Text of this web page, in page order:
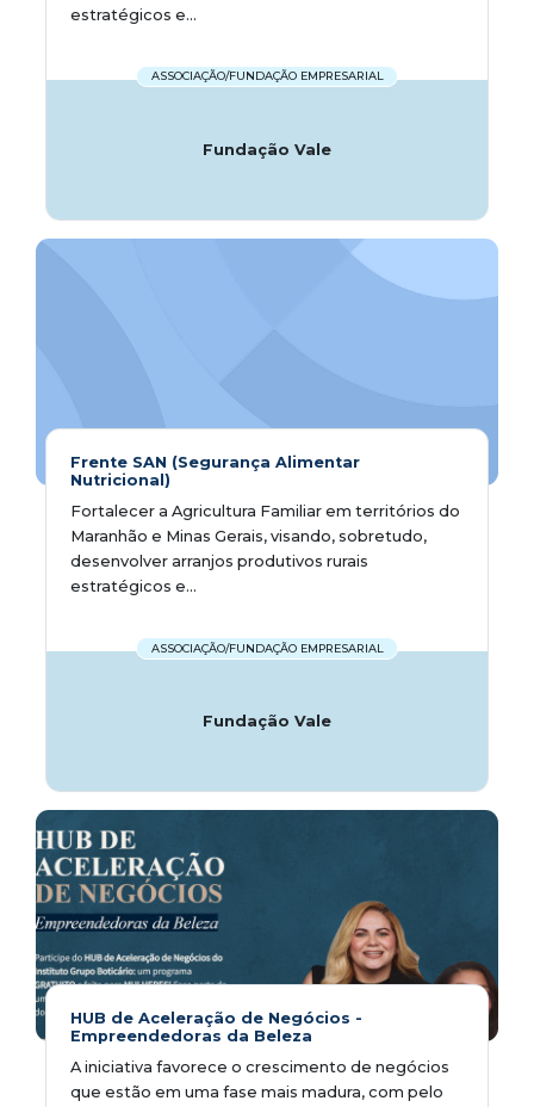
estratégicos e...
ASSOCIAÇÃO/FUNDAÇÃO EMPRESARIAL
Fundação Vale
Frente SAN (Segurança Alimentar
Nutricional)
Fortalecer a Agricultura Familiar em territórios do
Maranhão e Minas Gerais, visando, sobretudo,
desenvolver arranjos produtivos rurais
estratégicos e...
ASSOCIAÇÃO/FUNDAÇÃO EMPRESARIAL
Fundação Vale
HUB de Aceleração de Negócios -
Empreendedoras da Beleza
A iniciativa favorece o crescimento de negócios
que estão em uma fase mais madura, com pelo